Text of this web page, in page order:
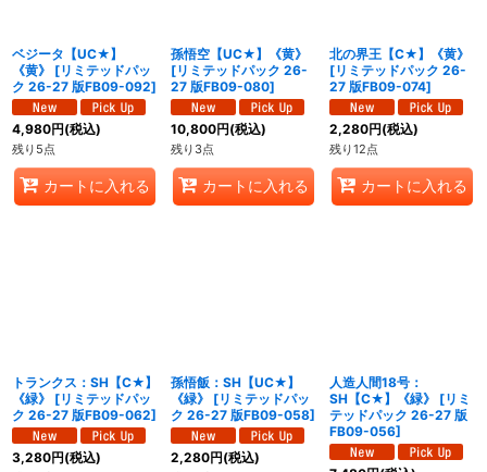
ベジータ【UC★】
《黄》
[リミテッドパッ
ク 26-27 版FB09-092]
4,980円(税込)
残り5点
カートに入れる
孫悟空【UC★】《黄》
[リミテッドパック 26-
27 版FB09-080]
10,800円(税込)
残り3点
カートに入れる
北の界王【C★】《黄》
[リミテッドパック 26-
27 版FB09-074]
2,280円(税込)
残り12点
カートに入れる
トランクス：SH【C★】
《緑》
[リミテッドパッ
ク 26-27 版FB09-062]
3,280円(税込)
孫悟飯：SH【UC★】
《緑》
[リミテッドパッ
ク 26-27 版FB09-058]
2,280円(税込)
人造人間18号：
SH【C★】《緑》
[リミ
テッドパック 26-27 版
FB09-056]